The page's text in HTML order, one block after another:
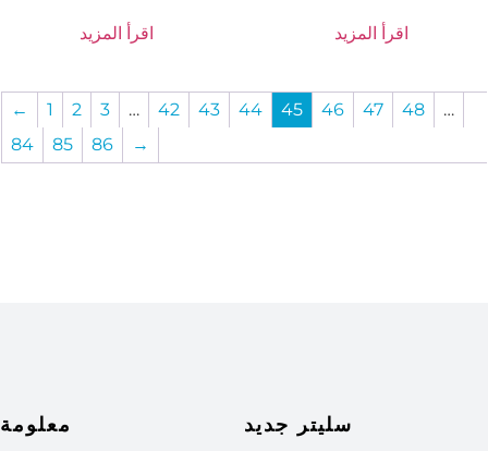
اقرأ المزيد اقرأ المزيد
← 1 2 3 … 42 43 44 45 46 47 48
…
84
85 86 →
معلومة سليتر جديد